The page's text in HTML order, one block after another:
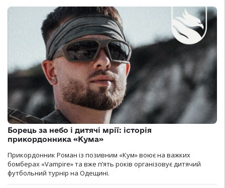
Борець за небо і дитячі мрії: історія
прикордонника «Кума»
Прикордонник Роман із позивним «Кум» воює на важких
бомберах «Vampire» та вже п’ять років організовує дитячий
футбольний турнір на Одещині.